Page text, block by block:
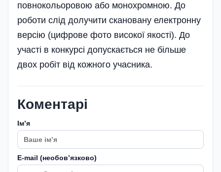
повнокольоровою або монохромною. До
роботи слід долучити сканов­ану електронну
версію (цифрове фото високої якості). До
участі в конкурсі допускається не більше
двох робіт від кожного учасника.
Коментарі
Імʼя
E-mail (необовʼязково)